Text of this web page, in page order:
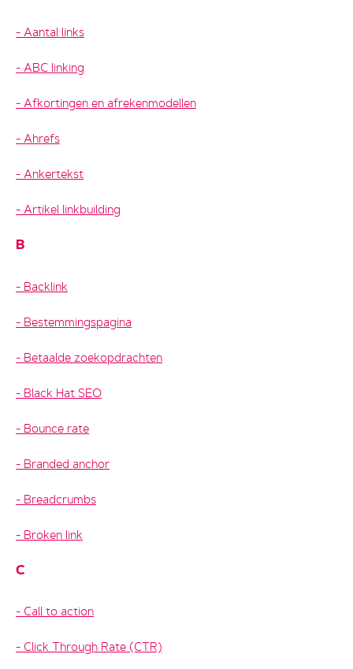
Aantal links
ABC linking
Afkortingen en afrekenmodellen
Ahrefs
Ankertekst
Artikel linkbuilding
B
Backlink
Bestemmingspagina
Betaalde zoekopdrachten
Black Hat SEO
Bounce rate
Branded anchor
Breadcrumbs
Broken link
C
Call to action
Click Through Rate (CTR)